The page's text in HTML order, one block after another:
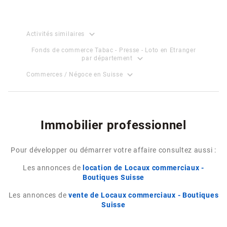
Activités similaires expand_more
Fonds de commerce Tabac - Presse - Loto en Etranger
par département
expand_more
Commerces / Négoce en Suisse expand_more
Immobilier professionnel
Pour développer ou démarrer votre affaire consultez aussi :
Les annonces de location de Locaux commerciaux -
Boutiques Suisse
Les annonces de vente de Locaux commerciaux - Boutiques
Suisse